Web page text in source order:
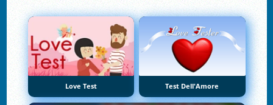
Love Test Test Dell'Amore